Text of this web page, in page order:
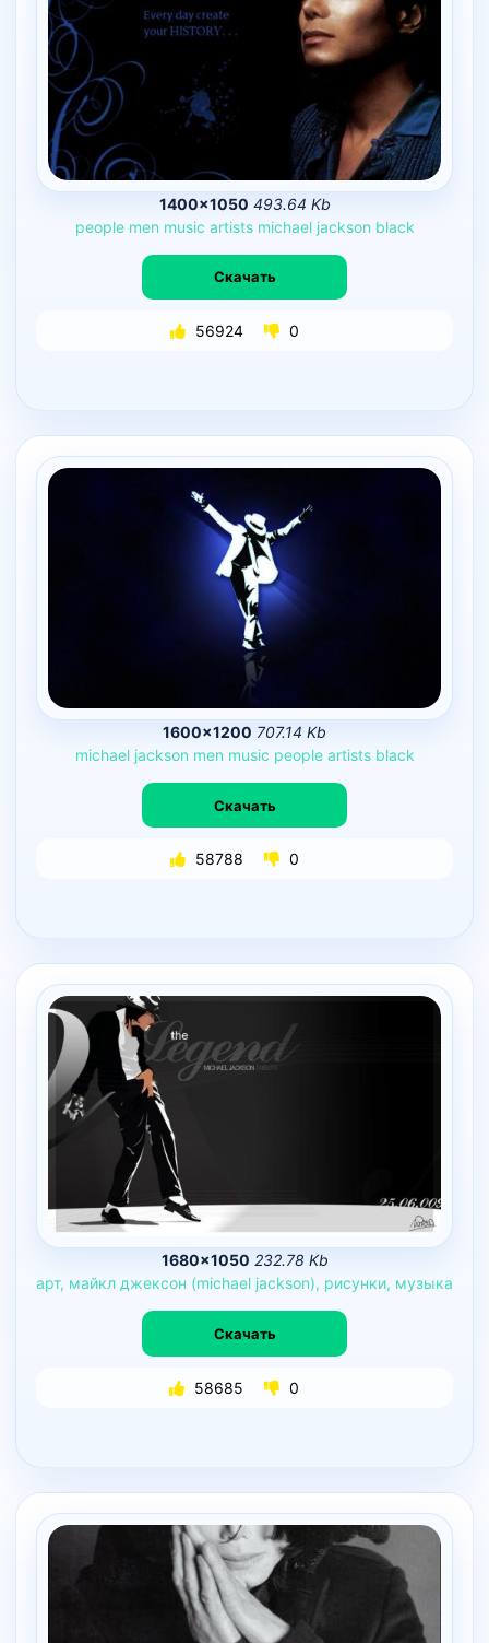
1400×1050 493.64 Kb
people men music artists michael jackson black
Скачать
56924 0
1600×1200 707.14 Kb
michael jackson men music people artists black
Скачать
58788 0
1680×1050 232.78 Kb
арт, майкл джексон (michael jackson), рисунки, музыка
Скачать
58685 0